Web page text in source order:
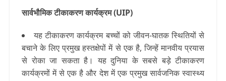
सार्वभौमिक टीकाकरण कार्यक्रम (UIP)
यह टीकाकरण कार्यक्रम बच्चों को जीवन-घातक स्थितियों से
बचाने के लिए प्रमुख हस्तक्षेपों में से एक है, जिन्हें मानवीय प्रयास
से रोका जा सकता है। यह दुनिया के सबसे बड़े टीकाकरण
कार्यक्रमों में से एक है और देश में एक प्रमुख सार्वजनिक स्वास्थ्य